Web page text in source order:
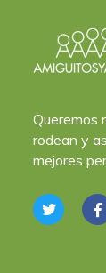
Queremos
rodean y
mejores